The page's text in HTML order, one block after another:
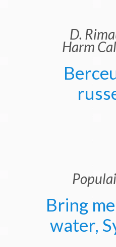
D.
Harm
Bring
water,